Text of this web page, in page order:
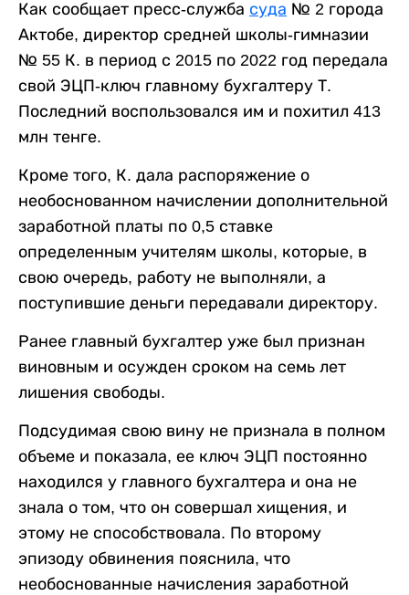
Как сообщает пресс-служба суда № 2 города
Актобе, директор средней школы-гимназии
№ 55 К. в период с 2015 по 2022 год передала
свой ЭЦП-ключ главному бухгалтеру Т.
Последний воспользовался им и похитил 413
млн тенге.
Кроме того, К. дала распоряжение о
необоснованном начислении дополнительной
заработной платы по 0,5 ставке
определенным учителям школы, которые, в
свою очередь, работу не выполняли, а
поступившие деньги передавали директору.
Ранее главный бухгалтер уже был признан
виновным и осужден сроком на семь лет
лишения свободы.
Подсудимая свою вину не признала в полном
объеме и показала, ее ключ ЭЦП постоянно
находился у главного бухгалтера и она не
знала о том, что он совершал хищения, и
этому не способствовала. По второму
эпизоду обвинения пояснила, что
необоснованные начисления заработной